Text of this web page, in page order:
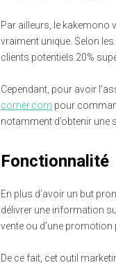
Par ailleurs, le kakemono
vraiment unique. Selon
clients potentiels 20%
Cependant, pour avoir
corner.com pour
notamment d’obtenir une
Fonctionnalité
En plus d’avoir un but
délivrer une information
vente ou d’une promotion
De ce fait, cet outil